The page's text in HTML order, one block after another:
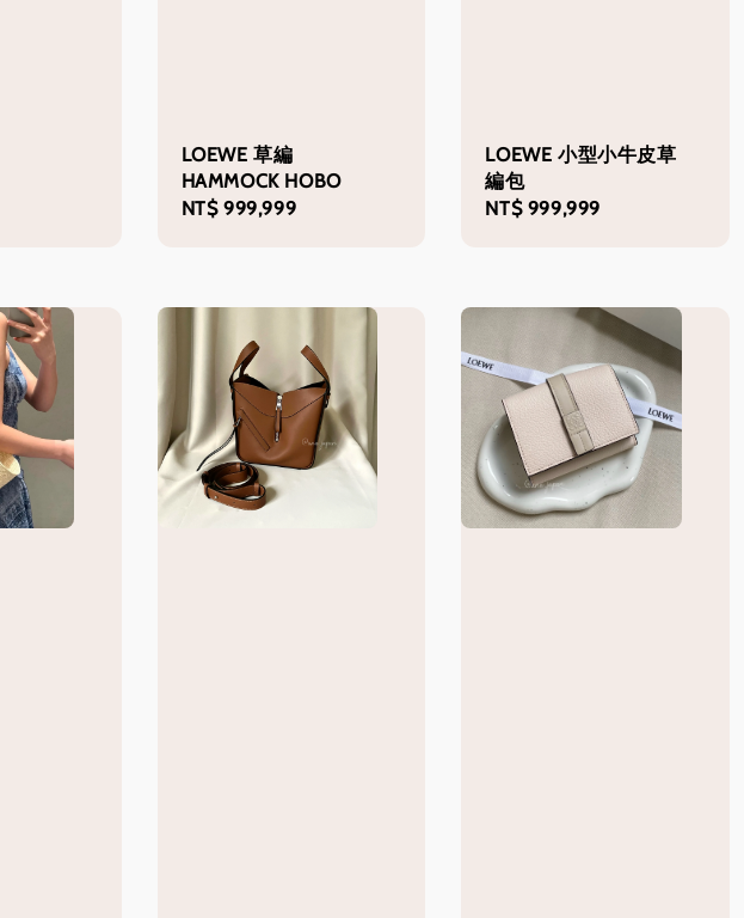
LOEWE 草編
HAMMOCK HOBO
Regular
NT$ 999,999
LOEWE 小型小牛皮草
編包
Regular
NT$ 999,999